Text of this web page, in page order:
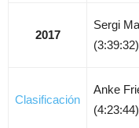
2017
Sergi
(3:39:32)
Clasificación
Anke
(4:23:44)